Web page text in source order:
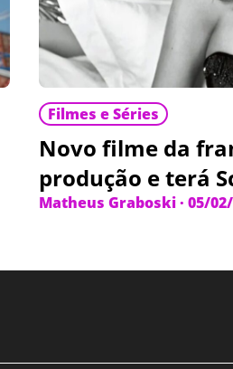
Filmes e Séries
Novo filme da
produção e terá
Matheus Graboski· 05/